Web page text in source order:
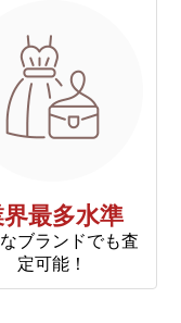
最多水準
ブランドでも査
定可能！